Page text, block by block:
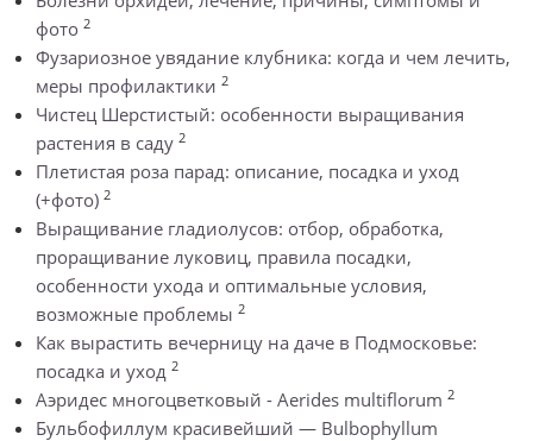
фото 2
Фузариозное увядание клубника: когда и чем лечить,
меры профилактики 2
Чистец Шерстистый: особенности выращивания
растения в саду 2
Плетистая роза парад: описание, посадка и уход
(+фото) 2
Выращивание гладиолусов: отбор, обработка,
проращивание луковиц, правила посадки,
особенности ухода и оптимальные условия,
возможные проблемы 2
Как вырастить вечерницу на даче в Подмосковье:
посадка и уход 2
Аэридес многоцветковый - Aerides multiflorum 2
Бульбофиллум красивейший — Bulbophyllum